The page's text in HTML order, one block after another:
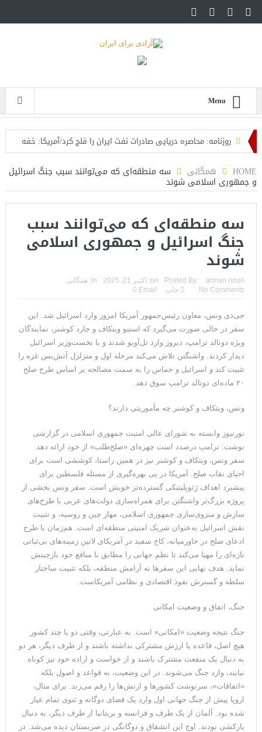
Menu
روزنامه: محاصره دریایی صادرات نفت ایران را فلج کرد/آمریکا: خفه
تحلیلگر سعودی: این توافق‌نامه پیامی بازدارنده در برابر حکومت
ایران است
مقام آمریکایی: تصورِ بازنده بودن برای ترامپ غیرقابل‌تحمل
است+فیلم: تحلیل
مقامات آمریکایی: برخی گزارش‌ها موجب گستاخ‌تر شدن حکومت
ایران خواهد شد
خبرگزاری سپاه پاسداران: رهگیری اهداف متخاصم در نزدیکی جزیره
قشم
تحلیلگر حکومتی: تفاهم هرمز پایان بحران نیست؛ خطر جنگ همچنان
پابرجاست
ایران؛ واکنش ترامپ و معاونش به اقدام تفرقه‌افکنان/سفر ژنرال
منیر به عربستان
مقاله: اپوزیسیون بی‌راه‌حل؛ وقتی دشمنی با پهلوی جای نجات
ایران را می‌گیرد
۱۰ تریلیون دلار؛ چگونه جرایم سایبری به سومین اقتصاد بزرگ جهان
تبدیل شد؟
ترامپ: پیروزی عبدال السید اسرائیل‌ستیز، خبر خوبی برای
جمهوری‌خواهان است
HOME همگانی سه منطقه‌ای که می‌توانند سبب جنگ اسرائیل
و جمهوری اسلامی شوند
سه منطقه‌ای که می‌توانند سبب
جنگ اسرائیل و جمهوری اسلامی
شوند
Posted By: arman nouri
on: اکتبر 21, 2025 In:
همگانی
No Comments
چاپ Email
جی‌دی ونس، معاون رئیس‌جمهور آمریکا امروز وارد اسرائیل شد. این
سفر در حالی صورت می‌گیرد که استیو ویتکاف و جارد کوشنر، نمایندگان
ویژه دونالد ترامپ، دیروز وارد تل‌آویو شدند و با نخست‌‌‌وزیر اسرائیل
دیدار کردند. واشنگتن تلاش می‌کند مرحله اول و متزلزل آتش‌بس غزه را
تثبیت کند و اسرائیل و حماس را به سمت مصالحه‌ بر اساس طرح صلح
۲۰ ماده‌ای دونالد ترامپ سوق دهد.
ونس، ویتکاف و کوشنر چه مأموریتی دارند؟
نورنیوز وابسته به شورای عالی امنیت جمهوری اسلامی در گزارشی
نوشت: ترامپ درصدد است چهره‌ای «صلح‌طلب» از خود ارائه دهد.
سفر ونس، ویتکاف و کوشنر نیز در همین راستا، کوششی است برای
احیای نقاب صلح. آمریکا در پی بهره‌گیری از مسئله فلسطین برای
پیشبرد اهداف ژئوپلیتیکی گسترده‌تر خویش است. سفر ونس بخشی از
پروژه بزرگ‌تر واشنگتن برای همراه‌سازی دولت‌های عربی با طرح‌های
سازش و منزوی‌سازی جمهوری اسلامی، مهار چین و روسیه، و تثبیت
نقش اسرائیل به‌عنوان شریک امنیتی منطقه‌ای است. هم‌زمان با طرح
ادعای صلح در خاورمیانه، کاخ سفید در آمریکای لاتین زمینه‌های بی‌ثباتی
تازه‌ای را مهیا می‌کند تا نظم جهانی را مطابق با منافع خود بازچینش
نماید. هدف نهایی این سفرها نه آرامش منطقه، بلکه تثبیت ساختار
سلطه و گسترش نفوذ اقتصادی و نظامی آمریکاست.
جنگ، اتفاق و وضعیت امکانی
جنگ نتیجه وضعیت «امکانی» است. به عبارتی، وقتی دو یا چند کشور
هیچ اصل، قاعده یا ارزش مشترکی نداشته باشند و از طرف دیگر، هر دو
به دنبال یک منفعت مشترک باشند و از خواست و اراده خود نیز کوتاه
نیایند، وارد جنگ می‌شوند. در این وضعیت، نه قواعد و اصول بلکه
«اتفاقات»، سرنوشت کشور‌ها و ارتش‌ها را رقم می‌زند. برای مثال،
اروپا پیش از جنگ جهانی اول وارد یک فضای دوگانه و ثنوی تمام عیار
شده بود. آلمان از یک طرف و فرانسه و بریتانیا از طرف دیگر، به دنبال
یارکشی بودند. اوج این انشقاق و دوگانگی در صربستان دیده می‌شد. در